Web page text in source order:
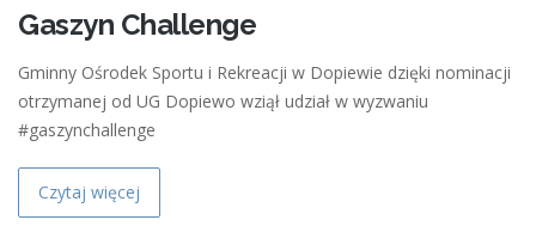
Gaszyn Challenge
Gminny Ośrodek Sportu i Rekreacji w Dopiewie dzięki nominacji
otrzymanej od UG Dopiewo wziął udział w wyzwaniu
#gaszynchallenge
Czytaj więcej